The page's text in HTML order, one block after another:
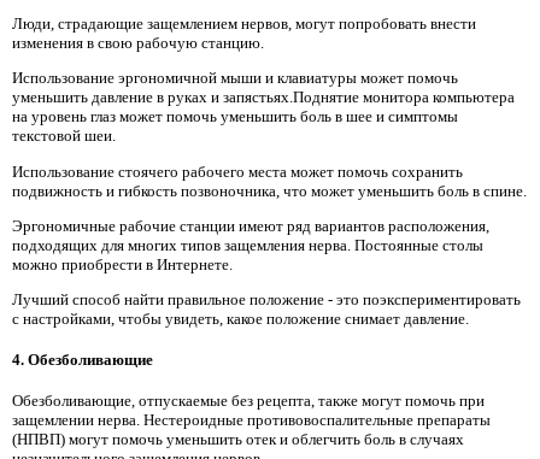
Люди, страдающие защемлением нервов, могут попробовать внести
изменения в свою рабочую станцию.
Использование эргономичной мыши и клавиатуры может помочь
уменьшить давление в руках и запястьях.Поднятие монитора компьютера
на уровень глаз может помочь уменьшить боль в шее и симптомы
текстовой шеи.
Использование стоячего рабочего места может помочь сохранить
подвижность и гибкость позвоночника, что может уменьшить боль в спине.
Эргономичные рабочие станции имеют ряд вариантов расположения,
подходящих для многих типов защемления нерва. Постоянные столы
можно приобрести в Интернете.
Лучший способ найти правильное положение - это поэкспериментировать
с настройками, чтобы увидеть, какое положение снимает давление.
4. Обезболивающие
Обезболивающие, отпускаемые без рецепта, также могут помочь при
защемлении нерва. Нестероидные противовоспалительные препараты
(НПВП) могут помочь уменьшить отек и облегчить боль в случаях